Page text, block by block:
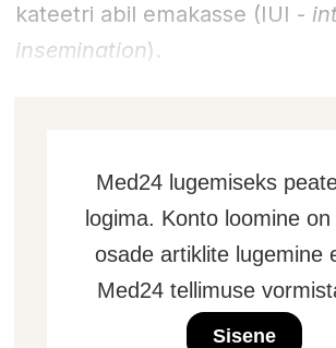
kateetri abil emakasse (IUI -
insemination).
Med24 lugemiseks
logima. Konto loomine
osade artiklite lugemine
Med24 tellimuse
Sisene